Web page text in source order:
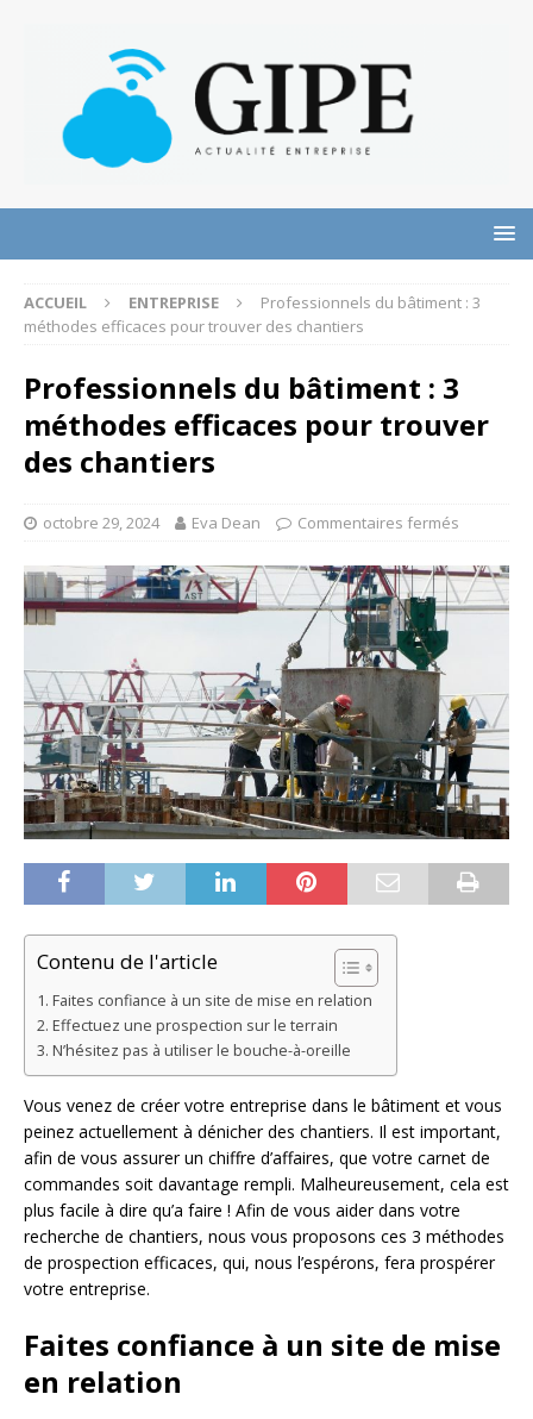
ACCUEIL ENTREPRISE
Professionnels du bâtiment : 3
méthodes efficaces pour trouver des chantiers
Professionnels du bâtiment : 3
méthodes efficaces pour trouver
des chantiers
octobre 29, 2024 Eva Dean Commentaires fermés
Contenu de l'article
Faites confiance à un site de mise en relation
Effectuez une prospection sur le terrain
N’hésitez pas à utiliser le bouche-à-oreille
Vous venez de créer votre entreprise dans le bâtiment et vous
peinez actuellement à dénicher des chantiers. Il est important,
afin de vous assurer un chiffre d’affaires, que votre carnet de
commandes soit davantage rempli. Malheureusement, cela est
plus facile à dire qu’a faire ! Afin de vous aider dans votre
recherche de chantiers, nous vous proposons ces 3 méthodes
de prospection efficaces, qui, nous l’espérons, fera prospérer
votre entreprise.
Faites confiance à un site de mise
en relation